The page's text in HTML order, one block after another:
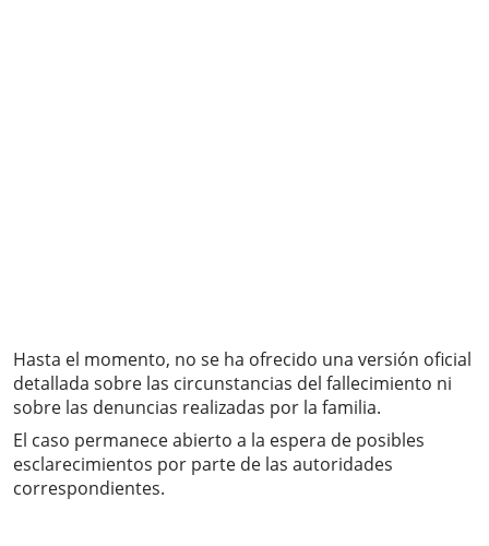
Hasta el momento, no se ha ofrecido una versión oficial
detallada sobre las circunstancias del fallecimiento ni
sobre las denuncias realizadas por la familia.
El caso permanece abierto a la espera de posibles
esclarecimientos por parte de las autoridades
correspondientes.